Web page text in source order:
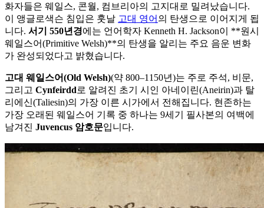
화자들은 웨일스, 콘월, 컴브리아의 고지대로 밀려났습니다.
이 앵글로색슨 침입은 훗날 고대 영어 의 탄생으로 이어지게 됩
니다. 서기 550년경에는 언어학자 Kenneth H. Jackson이 **원시
웨일스어(Primitive Welsh)**의 탄생을 알리는 주요 음운 변화
가 완성되었다고 밝혔습니다.
고대 웨일스어(Old Welsh)(약 800–1150년)는 주로 주석, 비문,
그리고 Cynfeirdd로 알려진 초기 시인 아네이린(Aneirin)과 탈
리에신(Taliesin)의 가장 이른 시가에서 전해집니다. 현존하는
가장 오래된 웨일스어 기록 중 하나는 9세기 필사본의 여백에
남겨진 Juvencus 암호문입니다.